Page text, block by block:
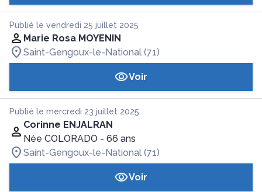
Publié le vendredi 25 juillet 2025
Marie Rosa MOYENIN
Saint-Gengoux-le-National (71)
Voir
Publié le mercredi 23 juillet 2025
Corinne ENJALRAN
Née COLORADO - 66 ans
Saint-Gengoux-le-National (71)
Voir